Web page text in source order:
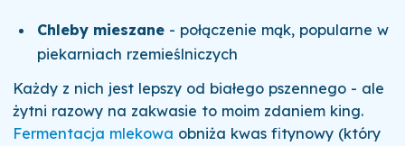
Chleby mieszane - połączenie mąk, popularne w
piekarniach rzemieślniczych
Każdy z nich jest lepszy od białego pszennego - ale
żytni razowy na zakwasie to moim zdaniem king.
Fermentacja mlekowa obniża kwas fitynowy (który